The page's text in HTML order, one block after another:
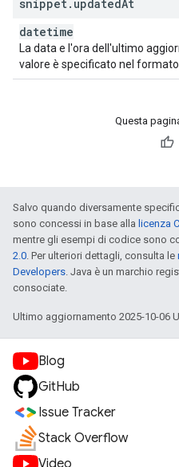
snippet. updatedAt
datetime
La data e l'ora dell'ultimo
valore è specificato nel formato
Questa
Salvo quando diversamente
sono concessi in base alla licenza
mentre gli esempi di codice sono
2.0. Per ulteriori dettagli, consulta le
Developers. Java è un marchio
consociate.
Ultimo aggiornamento 2025-10-06
Blog
GitHub
Issue Tracker
Stack Overflow
Video